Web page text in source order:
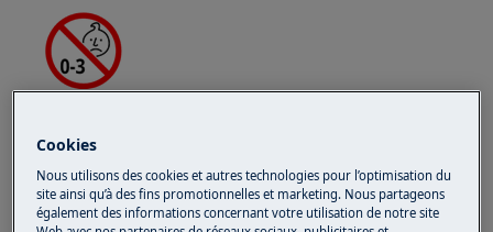
moins de 3 ans. Gardez toutes les petites pièces
et emballages hors de portée des enfants.
Cookies
Nous utilisons des cookies et autres technologies pour l’optimisation du
site ainsi qu’à des fins promotionnelles et marketing. Nous partageons
également des informations concernant votre utilisation de notre site